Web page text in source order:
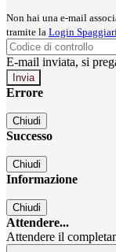
Non hai una e-mail
tramite la Login
E-mail inviata, si
Errore
Chiudi
Successo
Chiudi
Informazione
Chiudi
Attendere...
Attendere il